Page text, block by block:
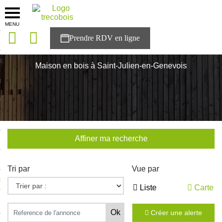
MENU
solutions
Trecobois
à NESTOR
Maison en bois à Saint-Julien-en-Genevois
Affiner ma recherche
Tri par Vue par
Liste Carte
Créer une alerte